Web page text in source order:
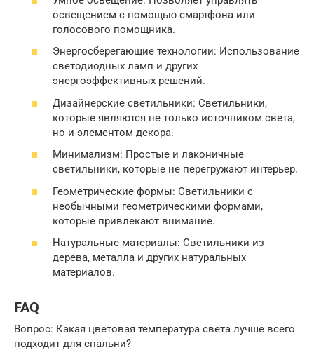
освещением с помощью смартфона или
голосового помощника.
Энергосберегающие технологии: Использование
светодиодных ламп и других
энергоэффективных решений.
Дизайнерские светильники: Светильники,
которые являются не только источником света,
но и элементом декора.
Минимализм: Простые и лаконичные
светильники, которые не перегружают интерьер.
Геометрические формы: Светильники с
необычными геометрическими формами,
которые привлекают внимание.
Натуральные материалы: Светильники из
дерева, металла и других натуральных
материалов.
FAQ
Вопрос: Какая цветовая температура света лучше всего
подходит для спальни?